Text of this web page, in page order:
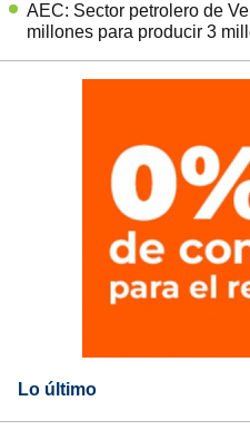
AEC: Sector petrolero de
millones para producir 3
Lo último